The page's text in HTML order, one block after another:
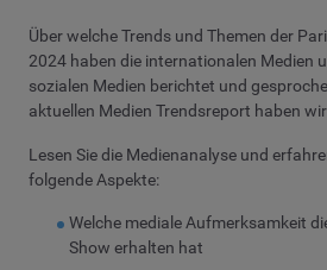
Über welche Trends und Themen der
2024 haben die internationalen Medien
sozialen Medien berichtet und
aktuellen Medien Trendsreport haben
Lesen Sie die Medienanalyse und
folgende Aspekte:
Welche mediale Aufmerksamkeit
Show erhalten hat